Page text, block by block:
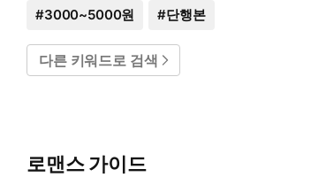
#3000~5000원 #단행본
다른 키워드로 검색
로맨스 가이드